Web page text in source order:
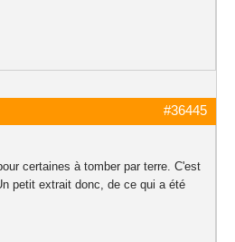
#36445
certaines à tomber par terre. C'est
petit extrait donc, de ce qui a été